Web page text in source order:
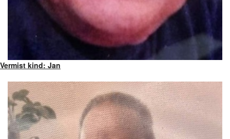
Vermist kind: Jan